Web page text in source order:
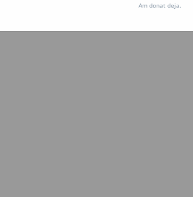
Hosterion
Am donat deja.